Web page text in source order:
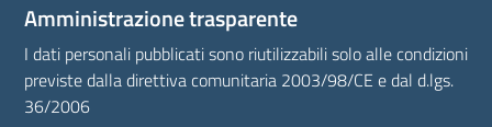
Amministrazione trasparente
I dati personali pubblicati sono riutilizzabili solo alle condizioni
previste dalla direttiva comunitaria 2003/98/CE e dal d.lgs.
36/2006